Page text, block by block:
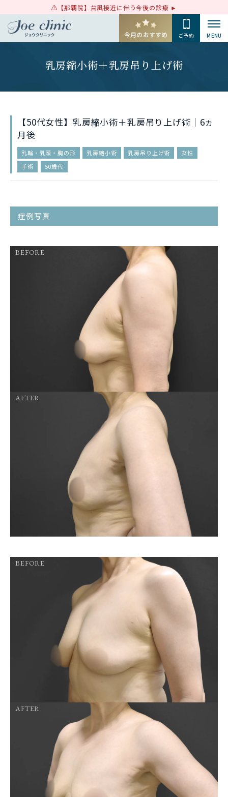
【那覇院】台風接近に伴う今後の診療
今月のおすすめ ご予約 MENU
乳房縮小術＋乳房吊り上げ術
【50代女性】乳房縮小術＋乳房吊り上げ術｜6ヵ
月後
乳輪・乳頭・胸の形 乳房縮小術 乳房吊り上げ術
女性
手術
50歳代
症例写真
BEFORE
AFTER
BEFORE
AFTER